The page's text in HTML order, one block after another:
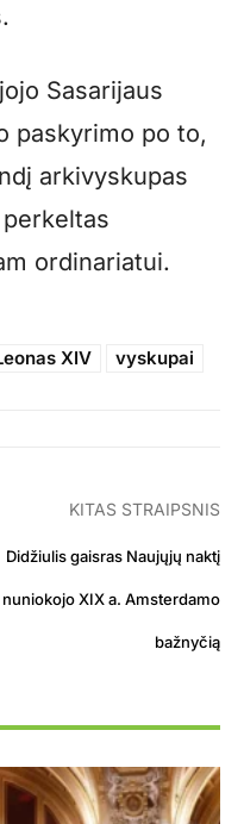
Sasarijaus
paskyrimo po to,
arkivyskupas
ordinariatui.
XIV vyskupai
KITAS STRAIPSNIS
Didžiulis gaisras Naujųjų naktį
nuniokojo XIX a. Amsterdamo
bažnyčią